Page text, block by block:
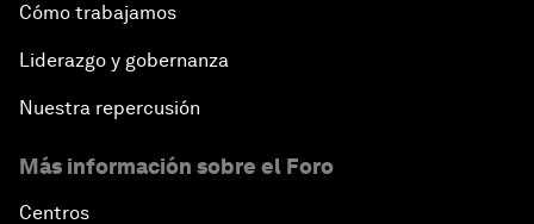
Cómo trabajamos
Liderazgo y gobernanza
Nuestra repercusión
Más información sobre el Foro
Centros